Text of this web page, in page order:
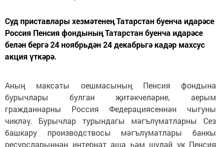
Суд приставлары хезмәтенең Татарстан буенча идарәсе
Россия Пенсия фондының Татарстан буенча идарәсе
белән бергә 24 ноябрьдән 24 декабрьгә кадәр махсус
акция үткәрә.
Аның максаты оешмасының Пенсия фондына
бурычлары булган җитәкчеләрне, аерым
гражданнарны Россия Федерациясеннән чыгуны
чикләү. Бурычлар турындагы мәгълүматларны Сез
башкару производствосы мәгълүматлары банкы
ресурсларыннан интернат аша һәм шулай ук Пенсия